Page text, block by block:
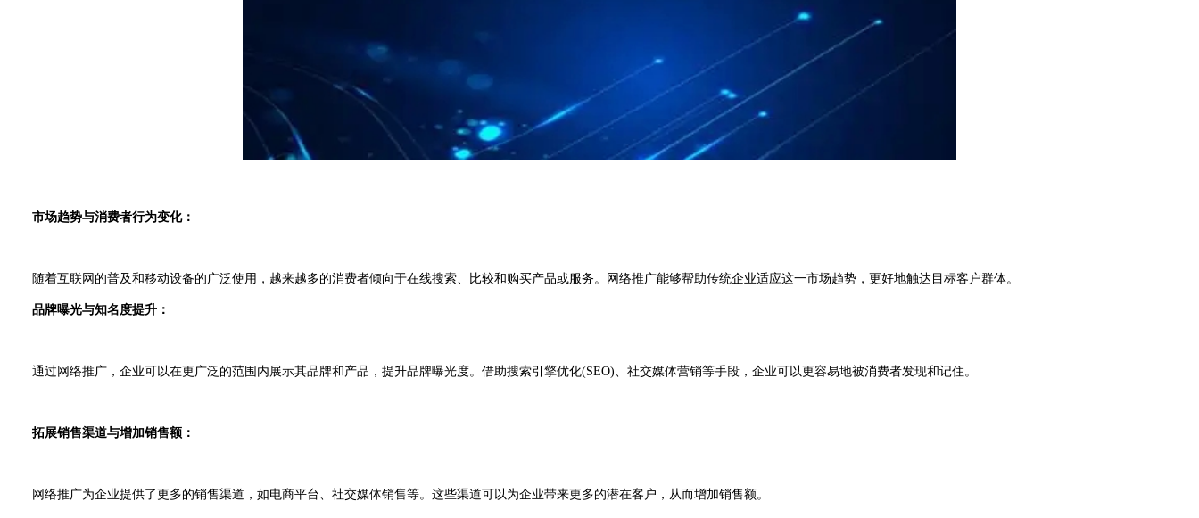
市场趋势与消费者行为变化：
随着互联网的普及和移动设备的广泛使用，越来越多的消费者倾向于在线搜索、比较和购买产品或服务。网络推广能够帮助传统企业适应这一市场趋势，更好地触达目标客户群体。
品牌曝光与知名度提升：
通过网络推广，企业可以在更广泛的范围内展示其品牌和产品，提升品牌曝光度。借助搜索引擎优化(SEO)、社交媒体营销等手段，企业可以更容易地被消费者发现和记住。
拓展销售渠道与增加销售额：
网络推广为企业提供了更多的销售渠道，如电商平台、社交媒体销售等。这些渠道可以为企业带来更多的潜在客户，从而增加销售额。